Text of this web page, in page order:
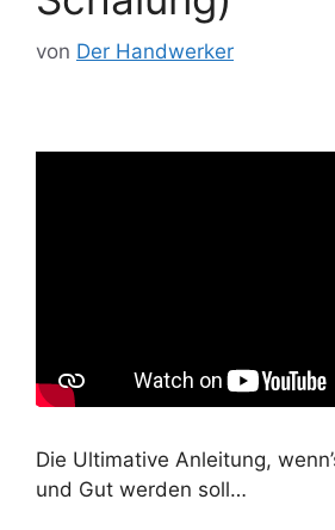
von Der Handwerker
Die Ultimative Anleitung,
und Gut werden soll…